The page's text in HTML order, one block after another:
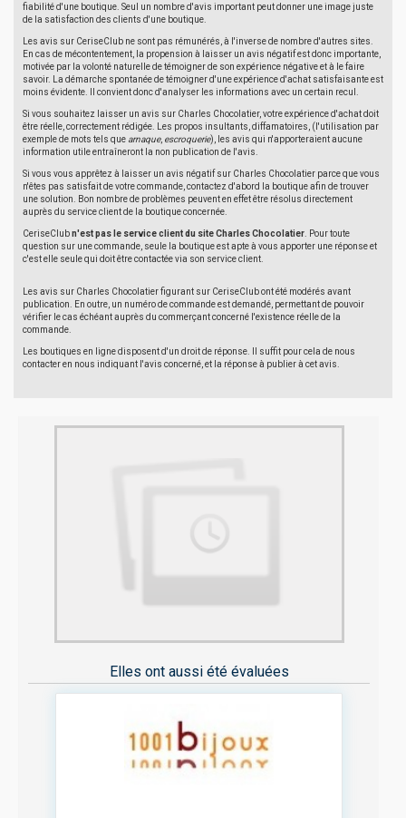
fiabilité d'une boutique. Seul un nombre d'avis important peut donner une image juste
de la satisfaction des clients d'une boutique.
Les avis sur CeriseClub ne sont pas rémunérés, à l'inverse de nombre d'autres sites.
En cas de mécontentement, la propension à laisser un avis négatif est donc importante,
motivée par la volonté naturelle de témoigner de son expérience négative et à le faire
savoir. La démarche spontanée de témoigner d'une expérience d'achat satisfaisante est
moins évidente. Il convient donc d'analyser les informations avec un certain recul.
Si vous souhaitez laisser un avis sur Charles Chocolatier, votre expérience d'achat doit
être réelle, correctement rédigée. Les propos insultants, diffamatoires, (l'utilisation par
exemple de mots tels que arnaque, escroquerie), les avis qui n'apporteraient aucune
information utile entraîneront la non publication de l'avis.
Si vous vous apprêtez à laisser un avis négatif sur Charles Chocolatier parce que vous
n'êtes pas satisfait de votre commande, contactez d'abord la boutique afin de trouver
une solution. Bon nombre de problèmes peuvent en effet être résolus directement
auprès du service client de la boutique concernée.
CeriseClubn'est pas le service client du site Charles Chocolatier . Pour toute
question sur une commande, seule la boutique est apte à vous apporter une réponse et
c'est elle seule qui doit être contactée via son service client.
Les avis sur Charles Chocolatier figurant sur CeriseClub ont été modérés avant
publication. En outre, un numéro de commande est demandé, permettant de pouvoir
vérifier le cas échéant auprès du commerçant concerné l'existence réelle de la
commande.
Les boutiques en ligne disposent d'un droit de réponse. Il suffit pour cela de nous
contacter en nous indiquant l'avis concerné, et la réponse à publier à cet avis.
Elles ont aussi été évaluées